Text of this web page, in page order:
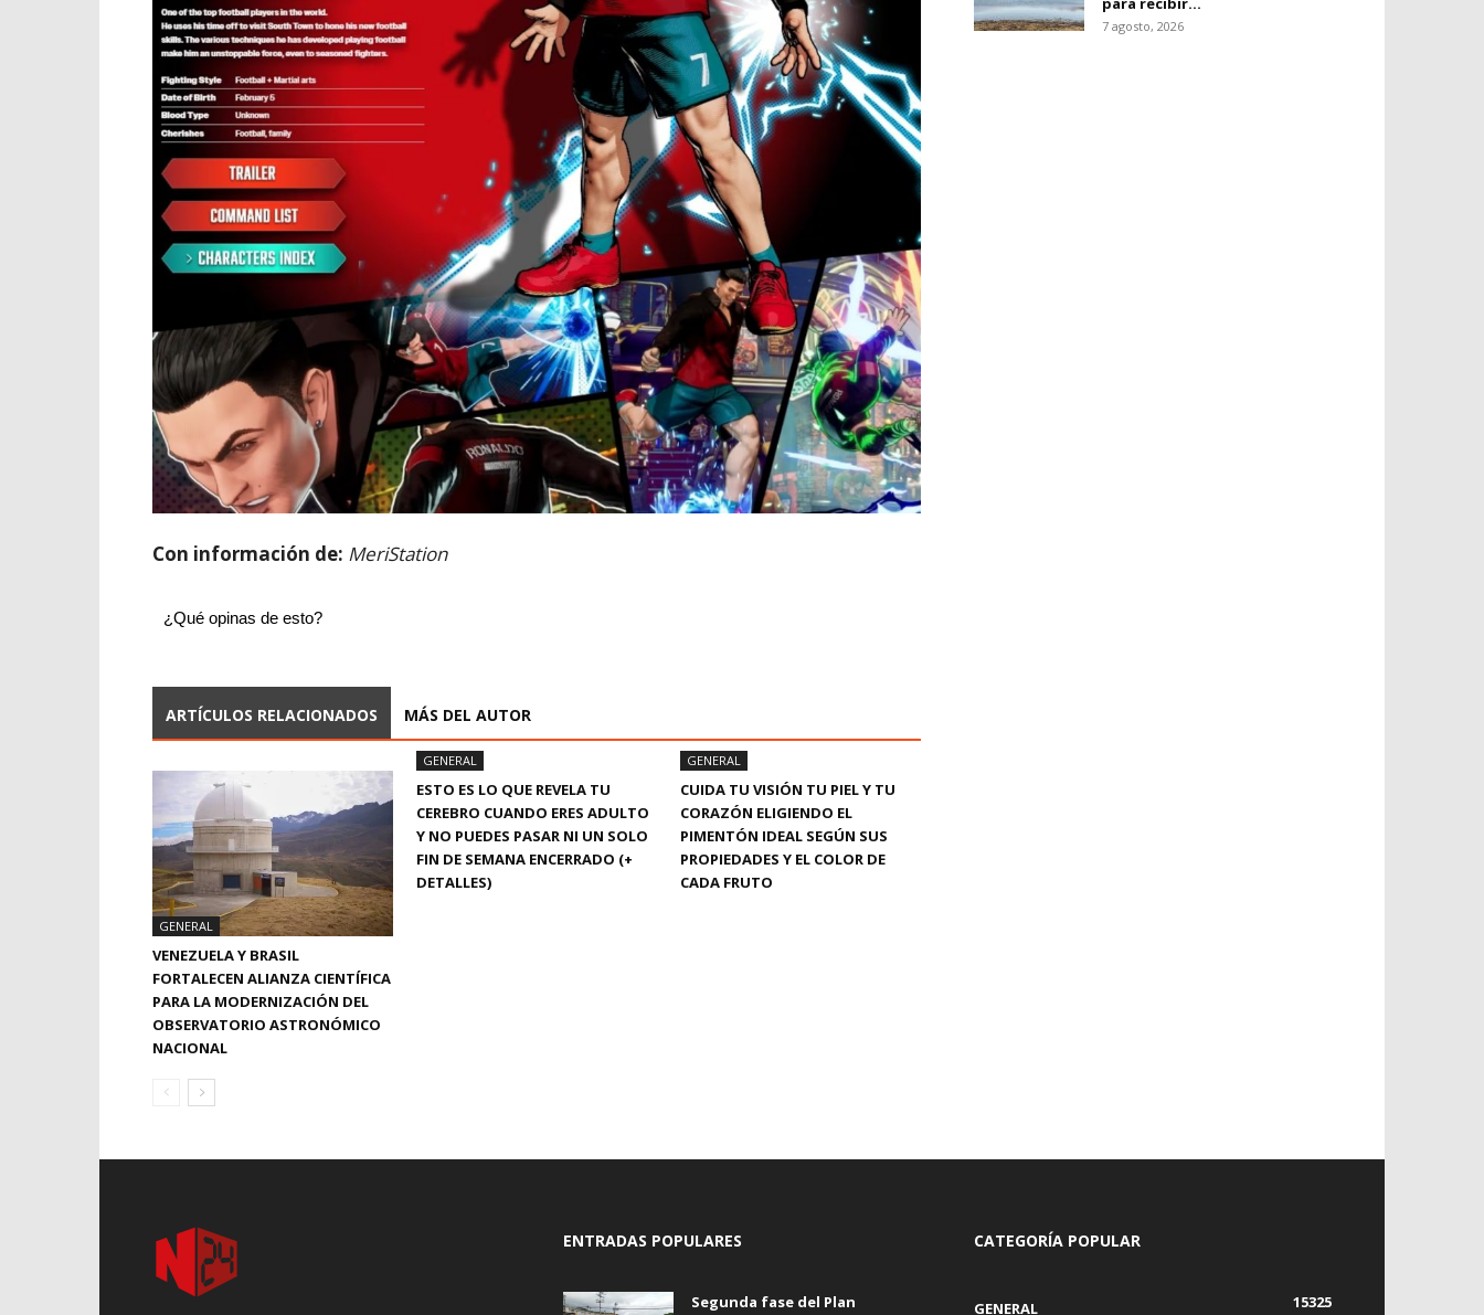
Con información de: MeriStation
¿Qué opinas de esto?
ARTÍCULOS RELACIONADOS MÁS DEL AUTOR
GENERAL
VENEZUELA Y BRASIL
FORTALECEN ALIANZA CIENTÍFICA
PARA LA MODERNIZACIÓN DEL
OBSERVATORIO ASTRONÓMICO
NACIONAL
GENERAL
ESTO ES LO QUE REVELA TU
CEREBRO CUANDO ERES ADULTO
Y NO PUEDES PASAR NI UN SOLO
FIN DE SEMANA ENCERRADO (+
DETALLES)
GENERAL
CUIDA TU VISIÓN TU PIEL Y TU
CORAZÓN ELIGIENDO EL
PIMENTÓN IDEAL SEGÚN SUS
PROPIEDADES Y EL COLOR DE
CADA FRUTO
7 agosto, 2026
ENTRADAS POPULARES
Segunda fase del Plan
CATEGORÍA POPULAR
GENERAL 15325